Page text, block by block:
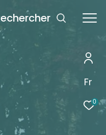
Fr
0
rechercher